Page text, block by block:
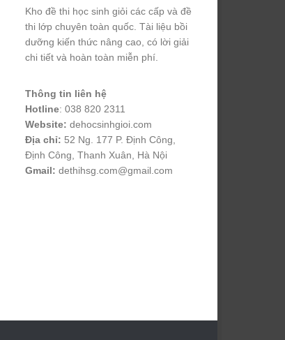
Kho đề thi học sinh giỏi các cấp và đề
thi lớp chuyên toàn quốc. Tài liệu bồi
dưỡng kiến thức nâng cao, có lời giải
chi tiết và hoàn toàn miễn phí.
Thông tin liên hệ
Hotline: 038 820 2311
Website: dehocsinhgioi.com
Địa chỉ: 52 Ng. 177 P. Định Công,
Định Công, Thanh Xuân, Hà Nội
Gmail: dethihsg.com@gmail.com